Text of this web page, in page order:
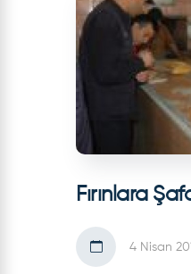
Fırınlara
4 Nisan